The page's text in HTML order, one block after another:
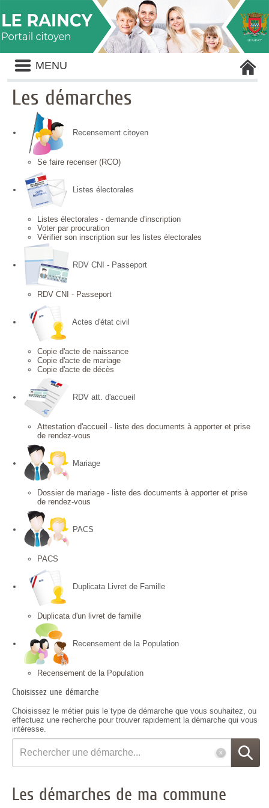
Liste
des
avertissements
MENU
Les démarches
Recensement citoyen
Se faire recenser (RCO)
Listes électorales
Listes électorales - demande d'inscription
Voter par procuration
Vérifier son inscription sur les listes électorales
RDV CNI - Passeport
RDV CNI - Passeport
Actes d'état civil
Copie d'acte de naissance
Copie d'acte de mariage
Copie d'acte de décès
RDV att. d'accueil
Attestation d'accueil - liste des documents à apporter et prise
de rendez-vous
Mariage
Dossier de mariage - liste des documents à apporter et prise
de rendez-vous
PACS
PACS
Duplicata Livret de Famille
Duplicata d'un livret de famille
Recensement de la Population
Recensement de la Population
Choisissez une démarche
Choisissez le métier puis le type de démarche que vous souhaitez, ou
effectuez une recherche pour trouver rapidement la démarche qui vous
intéresse.
Rechercher
une
Les démarches de ma commune